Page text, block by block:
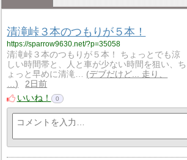
清滝峠３本のつもりが５本！
https://sparrow9630.net/?p=35058
清滝峠３本のつもりが５本！ ちょっとでも涼
しい時間帯と、人と車が少ない時間を狙い、ち
ょっと早めに清滝…
デブだけど... 走り、
…
2日前
いいね！
0